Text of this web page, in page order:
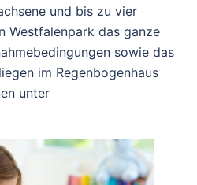
und bis zu vier
Westfalenpark das ganze
sowie das
im Regenbogenhaus
unter